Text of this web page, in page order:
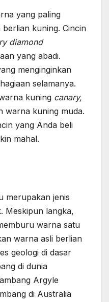
yang paling
kuning. Cincin
diamond
yang abadi.
menginginkan
selamanya.
kuning canary,
warna kuning muda.
yang Anda beli
mahal.
merupakan jenis
Meskipun langka,
warna satu
warna asli berlian
geologi di dasar
di dunia
Argyle
di Australia